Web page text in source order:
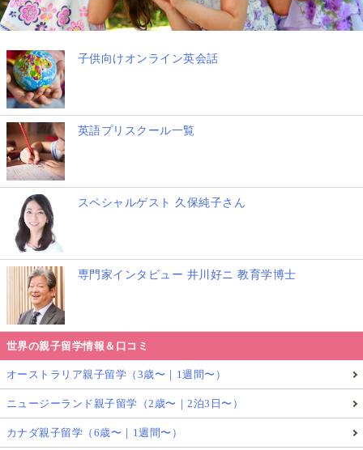
家での「ほったらかし時間」がクリエティビ
ティを生む
子供向けオンライン英会話
英語プリスクール一覧
スペシャルゲスト 久保純子さん
専門家インタビュー 井川好ニ 教育学博士
世界の親子留学情報＆口コミ
オーストラリア親子留学（3歳〜｜1週間〜）
ニュージーランド親子留学（2歳〜｜2泊3日〜）
カナダ親子留学（6歳〜｜1週間〜）